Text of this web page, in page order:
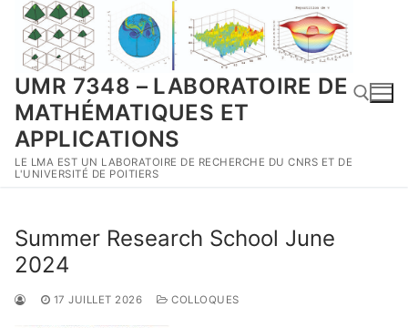
Aller
contenu
UMR 7348 – LABORATOIRE DE
MATHÉMATIQUES ET
APPLICATIONS
LE LMA EST UN LABORATOIRE DE RECHERCHE DU CNRS ET DE
L'UNIVERSITÉ DE POITIERS
Rechercher :
Summer Research School June
2024
17 JUILLET 2026 COLLOQUES